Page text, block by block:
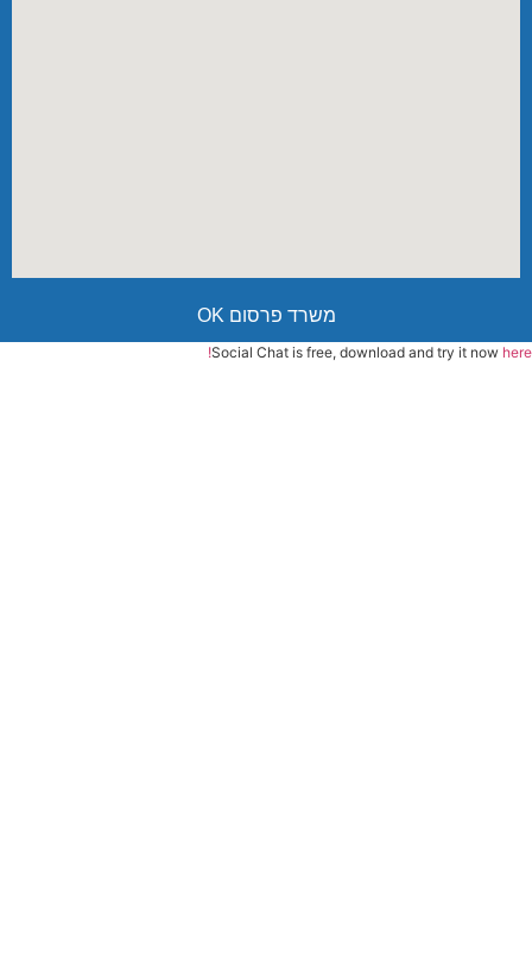
משרד פרסום OK
Social Chat is free, download and try it now here!